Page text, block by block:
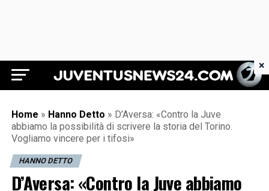
Juventus News 24
Home » Hanno Detto » D’Aversa: «Contro la Juve
abbiamo la possibilità di scrivere la storia del Torino.
Vogliamo vincere per i tifosi»
HANNO DETTO
D’Aversa: «Contro la Juve abbiamo
×